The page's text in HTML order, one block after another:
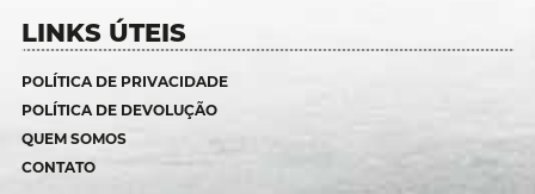
LINKS ÚTEIS
POLÍTICA DE PRIVACIDADE
POLÍTICA DE DEVOLUÇÃO
QUEM SOMOS
CONTATO